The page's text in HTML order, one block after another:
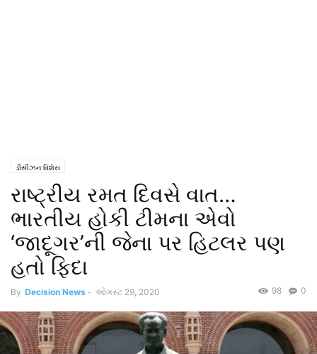
ડીસીઝન વિશેસ
રાષ્ટ્રીય રમત દિવસે વાત…
ભારતીય હોકી ટીમના એવો
‘જાદૂગર’ની જેના પર હિટલર પણ
હતો ફિદા
By Decision News - ઓગસ્ટ 29, 2020 0
98